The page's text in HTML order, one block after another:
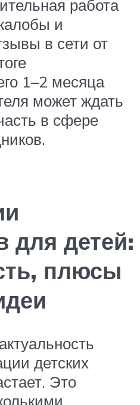
работа
и
в сети от
1–2 месяца
может ждать
в сфере
для детей:
плюсы
детских
Это